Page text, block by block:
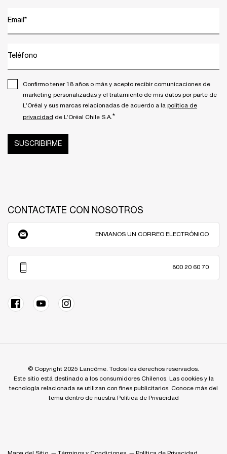
Email *
Teléfono
Confirmo tener 18 años o más y acepto recibir comunicaciones de
marketing personalizadas y el tratamiento de mis datos por parte de
L’Oréal y sus marcas relacionadas de acuerdo a la política de
privacidad de L’Oréal Chile S.A. *
SUSCRIBIRME
CONTACTATE CON NOSOTROS
ENVIANOS UN CORREO ELECTRÓNICO
800 20 60 70
© Copyright 2025 Lancôme. Todos los derechos reservados.
Este sitio está destinado a los consumidores Chilenos. Las cookies y la
tecnología relacionada se utilizan con fines publicitarios. Conoce más del
tema dentro de nuestra Política de Privacidad